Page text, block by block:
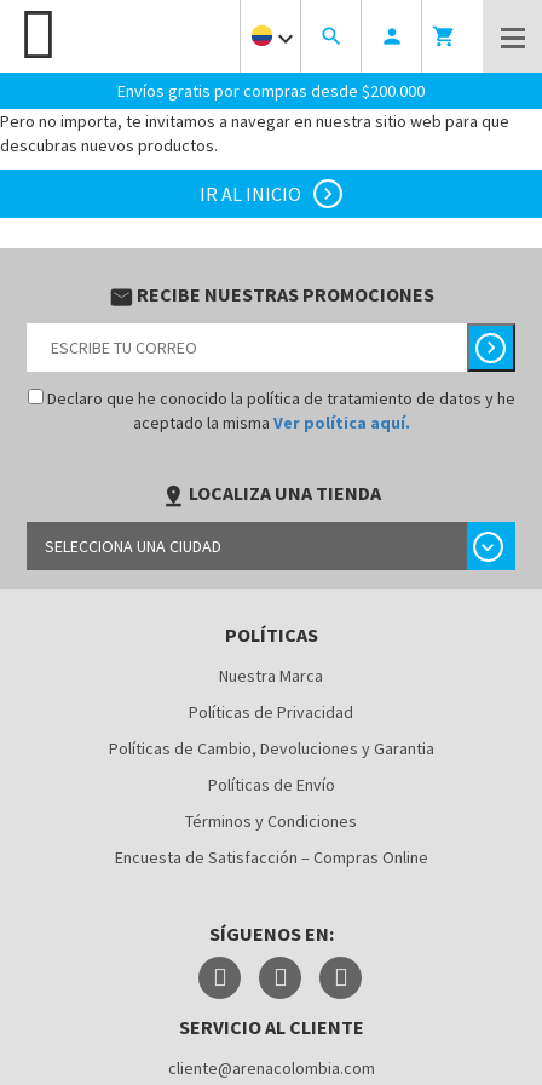
keyboard_arrow_down search person shopping_cart
Envíos gratis por compras desde $200.000
¡OOOPS! PARECE QUE LLEGASTE AL LUGAR EQUIVOCADO.
PAGINA QUE BUSCAS NO EXISTE.
Pero no importa, te invitamos a navegar en nuestra sitio web para que
descubras nuevos productos.
IR AL INICIO chevron_right
email RECIBE NUESTRAS PROMOCIONES
chevron_right
Declaro que he conocido la política de tratamiento de datos y he
aceptado la misma Ver política aquí.
pin_drop LOCALIZA UNA TIENDA
SELECCIONA UNA CIUDAD chevron_right
BARRANQUILLA
POLÍTICAS
Nuestra Marca
Políticas de Privacidad
Políticas de Cambio, Devoluciones y Garantia
Políticas de Envío
Términos y Condiciones
Encuesta de Satisfacción – Compras Online
SÍGUENOS EN:
SERVICIO AL CLIENTE
cliente@arenacolombia.com